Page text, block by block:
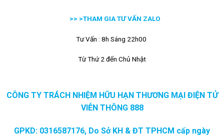
>> >THAM GIA TƯ VẤN ZALO
Tư Vấn : 8h Sáng 22h00
Từ Thứ 2 đến Chủ Nhật
CÔNG TY TRÁCH NHIỆM HỮU HẠN THƯƠNG MẠI ĐIỆN TỬ
VIỄN THÔNG 888
GPKD: 0316587176, Do Sở KH & ĐT TPHCM cấp ngày